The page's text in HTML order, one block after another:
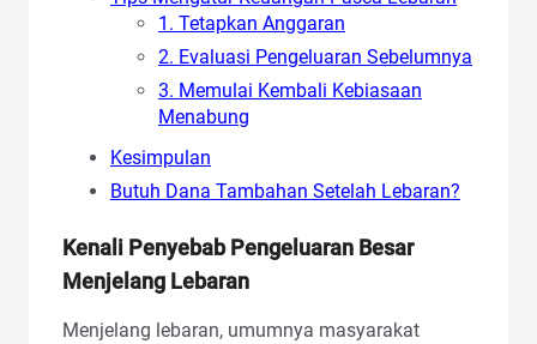
1. Tetapkan Anggaran
2. Evaluasi Pengeluaran Sebelumnya
3. Memulai Kembali Kebiasaan
Menabung
Kesimpulan
Butuh Dana Tambahan Setelah Lebaran?
Kenali Penyebab Pengeluaran Besar
Menjelang Lebaran
Menjelang lebaran, umumnya masyarakat